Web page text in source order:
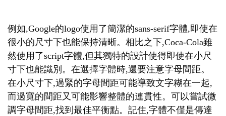
例如,Google的logo使用了簡潔的sans-serif字體,即使在
很小的尺寸下也能保持清晰。相比之下,Coca-Cola雖
然使用了script字體,但其獨特的設計使得即使在小尺
寸下也能識別。在選擇字體時,還要注意字母間距。
在小尺寸下,過緊的字母間距可能導致文字糊在一起,
而過寬的間距又可能影響整體的連貫性。可以嘗試微
調字母間距,找到最佳平衡點。記住,字體不僅是傳達